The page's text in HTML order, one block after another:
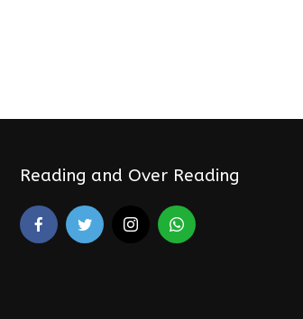
Reading and Over Reading